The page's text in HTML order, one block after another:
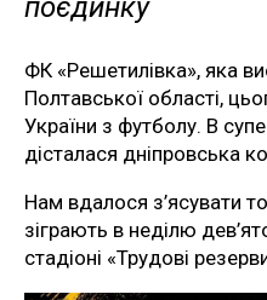
поєдинку
ФК «Решетилівка», яка
Полтавської області,
України з футболу. В
дісталася дніпровська
Нам вдалося з’ясувати
зіграють в неділю
стадіоні «Трудові